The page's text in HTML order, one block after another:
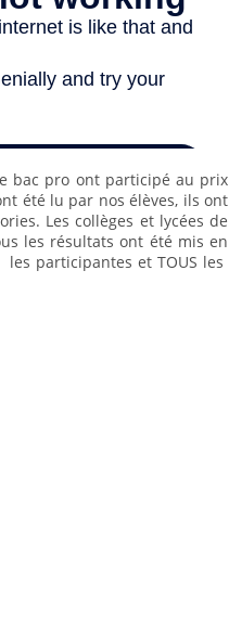
bac pro ont participé au prix
été lu par nos élèves, ils ont
Les collèges et lycées de
les résultats ont été mis en
participantes et TOUS les